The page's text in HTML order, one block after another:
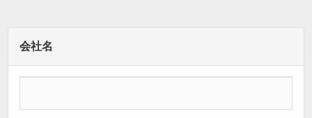
会社名